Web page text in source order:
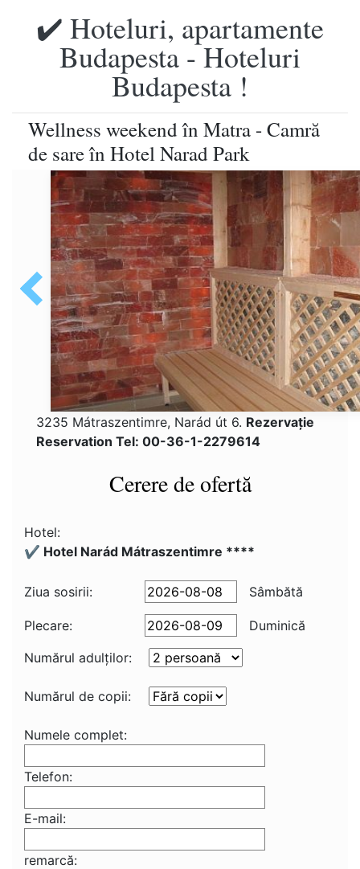
✔️ Hoteluri, apartamente
Budapesta - Hoteluri
Budapesta !
Wellness weekend în Matra - Camră
de sare în Hotel Narad Park
3235 Mátraszentimre, Narád út 6. Rezervaţie
Reservation Tel: 00-36-1-2279614
Cerere de ofertă
Hotel:
✔️ Hotel Narád Mátraszentimre ****
Ziua sosirii: Sâmbătă
Plecare:
Duminică
Numărul adulţilor:
Numărul de copii:
Numele complet:
Telefon:
E-mail:
remarcă: